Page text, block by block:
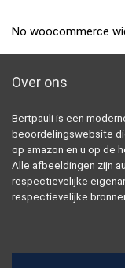
No woocommerce
Over ons
Bertpauli is een
beoordelingswebsite
op amazon en u op de
Alle afbeeldingen zijn
respectievelijke
respectievelijke